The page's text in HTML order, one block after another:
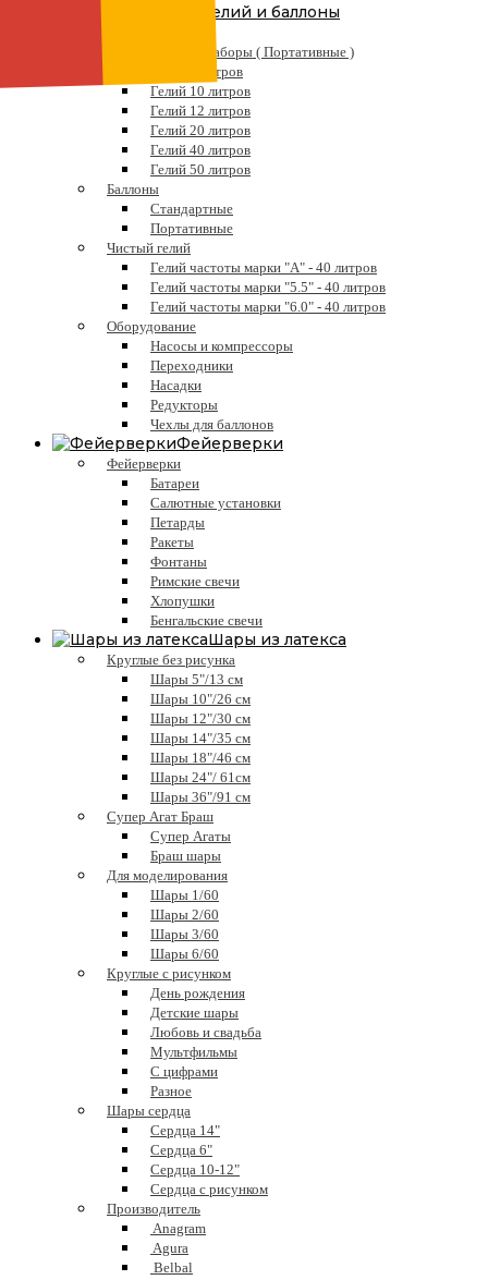
Гелий и баллоны
Готовые наборы ( Портативные )
Гелий 5 литров
Гелий 10 литров
Гелий 12 литров
Гелий 20 литров
Гелий 40 литров
Гелий 50 литров
Баллоны
Стандартные
Портативные
Чистый гелий
Гелий частоты марки "А" - 40 литров
Гелий частоты марки "5.5" - 40 литров
Гелий частоты марки "6.0" - 40 литров
Оборудование
Насосы и компрессоры
Переходники
Насадки
Редукторы
Чехлы для баллонов
Фейерверки
Фейерверки
Батареи
Салютные установки
Петарды
Ракеты
Фонтаны
Римские свечи
Хлопушки
Бенгальские свечи
Шары из латекса
Круглые без рисунка
Шары 5"/13 см
Шары 10"/26 см
Шары 12"/30 см
Шары 14"/35 см
Шары 18"/46 см
Шары 24"/ 61см
Шары 36"/91 см
Супер Агат Браш
Супер Агаты
Браш шары
Для моделирования
Шары 1/60
Шары 2/60
Шары 3/60
Шары 6/60
Круглые с рисунком
День рождения
Детские шары
Любовь и свадьба
Мультфильмы
С цифрами
Разное
Шары сердца
Сердца 14"
Сердца 6"
Сердца 10-12"
Сердца с рисунком
Производитель
Anagram
Agura
Belbal